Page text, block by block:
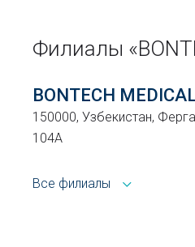
Филиалы
BONTECH
150000, Узбекистан,
104А
Все филиалы